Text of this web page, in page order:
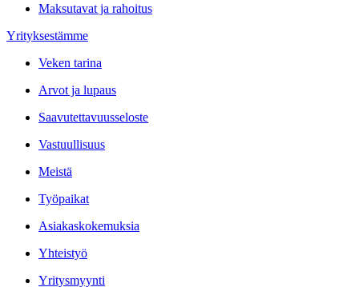
Maksutavat ja rahoitus
Yrityksestämme
Veken tarina
Arvot ja lupaus
Saavutettavuusseloste
Vastuullisuus
Meistä
Työpaikat
Asiakaskokemuksia
Yhteistyö
Yritysmyynti